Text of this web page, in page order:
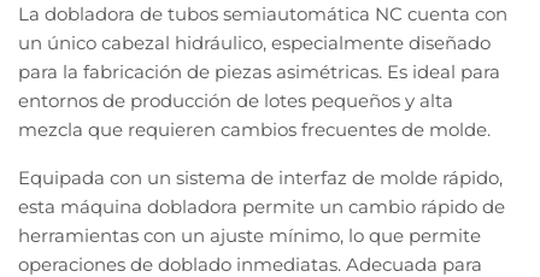
La dobladora de tubos semiautomática NC cuenta con
un único cabezal hidráulico, especialmente diseñado
para la fabricación de piezas asimétricas. Es ideal para
entornos de producción de lotes pequeños y alta
mezcla que requieren cambios frecuentes de molde.
Equipada con un sistema de interfaz de molde rápido,
esta máquina dobladora permite un cambio rápido de
herramientas con un ajuste mínimo, lo que permite
operaciones de doblado inmediatas. Adecuada para